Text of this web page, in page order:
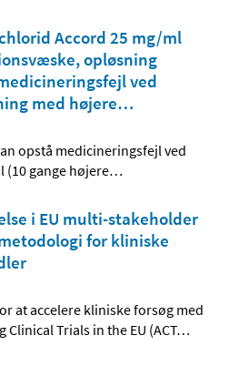
Accord 25 mg/ml
opløsning
ved
med højere…
opstå medicineringsfejl ved
gange højere…
i EU multi-stakeholder
for kliniske
at accelere kliniske forsøg med
Trials in the EU (ACT…